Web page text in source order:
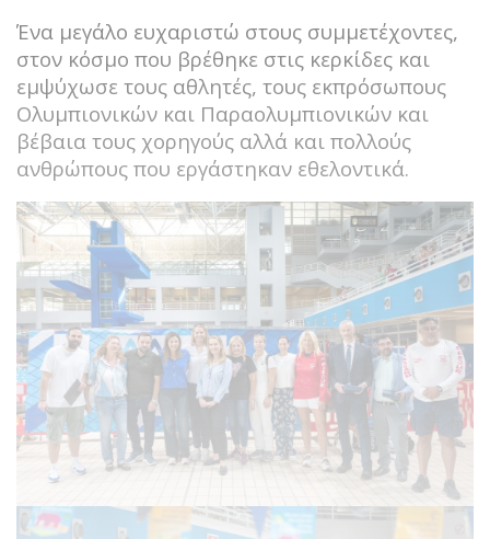
Ένα μεγάλο ευχαριστώ στους συμμετέχοντες,
στον κόσμο που βρέθηκε στις κερκίδες και
εμψύχωσε τους αθλητές, τους εκπρόσωπους
Ολυμπιονικών και Παραολυμπιονικών και
βέβαια τους χορηγούς αλλά και πολλούς
ανθρώπους που εργάστηκαν εθελοντικά.